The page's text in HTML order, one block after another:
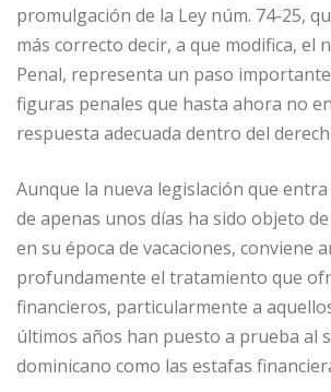
promulgación de la Ley núm. 74-25,
más correcto decir, a que modifica, el
Penal, representa un paso
figuras penales que hasta ahora no
respuesta adecuada dentro del
Aunque la nueva legislación que
de apenas unos días ha sido objeto
en su época de vacaciones, conviene
profundamente el tratamiento que
financieros, particularmente a
últimos años han puesto a prueba al
dominicano como las estafas